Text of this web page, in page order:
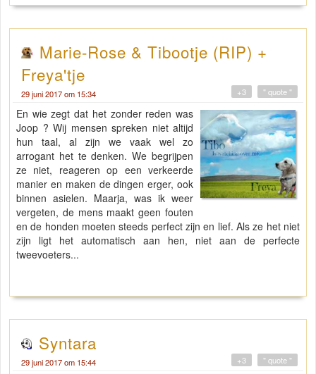
Marie-Rose & Tibootje (RIP) +
Freya'tje
29 juni 2017 om 15:34 " quote "
+3
En wie zegt dat het zonder reden was
Joop ? Wij mensen spreken niet altijd
hun taal, al zijn we vaak wel zo
arrogant het te denken. We begrijpen
ze niet, reageren op een verkeerde
manier en maken de dingen erger, ook
binnen asielen. Maarja, was ik weer
vergeten, de mens maakt geen fouten
en de honden moeten steeds perfect zijn en lief. Als ze het niet
zijn ligt het automatisch aan hen, niet aan de perfecte
tweevoeters...
Syntara
29 juni 2017 om 15:44 " quote "
+3